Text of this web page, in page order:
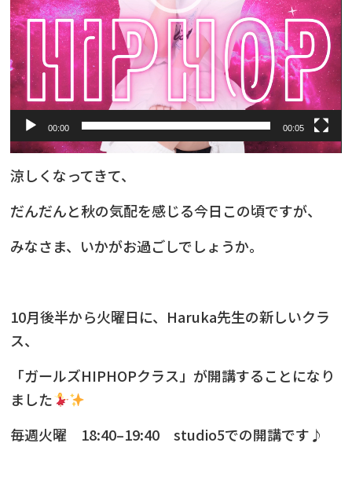
00:00 00:05
涼しくなってきて、
だんだんと秋の気配を感じる今日この頃ですが、
みなさま、いかがお過ごしでしょうか。
10月後半から火曜日に、Haruka先生の新しいクラ
ス、
「ガールズHIPHOPクラス」が開講することになり
ました
毎週火曜 18:40–19:40 studio5での開講です♪